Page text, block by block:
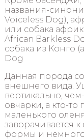
названия-
Voiceless Dog),
или собака
African Barkless
собака из Конго
Dog
Данная порода
внешнего вида.
вертикально,
овчарки, а кто-
маленького
заворачивается
формы и